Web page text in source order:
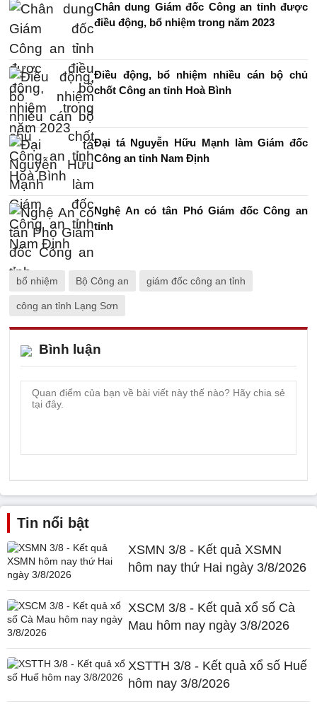
Chân dung Giám đốc Công an tỉnh được
điều động, bổ nhiệm trong năm 2023
Điều động, bổ nhiệm nhiều cán bộ chủ
chốt Công an tỉnh Hoà Bình
Đại tá Nguyễn Hữu Mạnh làm Giám đốc
Công an tỉnh Nam Định
Nghệ An có tân Phó Giám đốc Công an
tỉnh
bổ nhiệm Bộ Công an giám đốc công an tỉnh
công an tỉnh Lạng Sơn
Bình luận
Tin nổi bật
XSMN 3/8 - Kết quả XSMN
hôm nay thứ Hai ngày 3/8/2026
XSCM 3/8 - Kết quả xổ số Cà
Mau hôm nay ngày 3/8/2026
XSTTH 3/8 - Kết quả xổ số Huế
hôm nay 3/8/2026